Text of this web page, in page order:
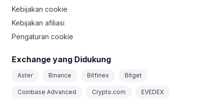
Kebijakan cookie
Kebijakan afiliasi
Pengaturan cookie
Exchange yang Didukung
Aster Binance Bitfinex Bitget
Coinbase Advanced Crypto.com EVEDEX